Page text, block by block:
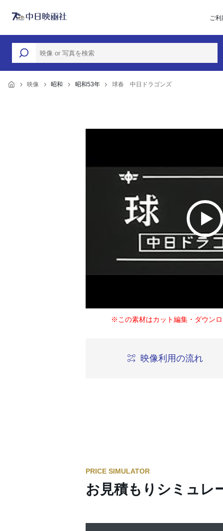
ご
映像 昭和 昭和53年 球春 中日ドラゴンズ
※この素材はカット編集・ダウン
映像利用の流れ
PRICE SIMULATOR
お見積もりシミュレ